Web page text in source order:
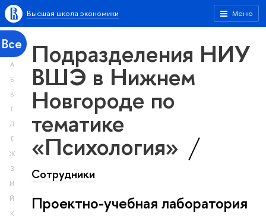
Меню
Высшая школа экономики
Все
А
Б
В
Г
Д
Е
Ж
З
И
Й
К
Подразделения НИУ
ВШЭ в Нижнем
Новгороде по
тематике
«Психология»
Сотрудники
Проектно-учебная лаборатория